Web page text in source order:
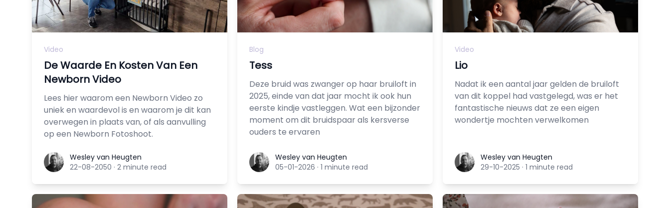
Video
De Waarde En Kosten Van Een
Newborn Video
Lees hier waarom een Newborn Video zo
uniek en waardevol is en waarom je dit kan
overwegen in plaats van, of als aanvulling
op een Newborn Fotoshoot.
Wesley van Heugten
Wesley van Heugten
22-08-2050 · 2 minute read
Blog
Tess
Deze bruid was zwanger op haar bruiloft in
2025, einde van dat jaar mocht ik ook hun
eerste kindje vastleggen. Wat een bijzonder
moment om dit bruidspaar als kersverse
ouders te ervaren
Wesley van Heugten
Wesley van Heugten
05-01-2026 · 1 minute read
Video
Lio
Nadat ik een aantal jaar gelden de bruiloft
van dit koppel had vastgelegd, was er het
fantastische nieuws dat ze een eigen
wondertje mochten verwelkomen
Wesley van Heugten
Wesley van Heugten
29-10-2025 · 1 minute read